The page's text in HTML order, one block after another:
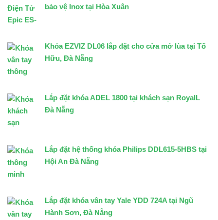
bảo vệ Inox tại Hòa Xuân
Khóa EZVIZ DL06 lắp đặt cho cửa mở lùa tại Tố
Hữu, Đà Nẵng
Lắp đặt khóa ADEL 1800 tại khách sạn RoyalL
Đà Nẵng
Lắp đặt hệ thống khóa Philips DDL615-5HBS tại
Hội An Đà Nẵng
Lắp đặt khóa vân tay Yale YDD 724A tại Ngũ
Hành Sơn, Đà Nẵng